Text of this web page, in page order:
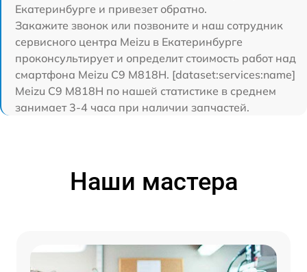
Екатеринбурге и привезет обратно.
Закажите звонок или позвоните и наш сотрудник
сервисного центра Meizu в Екатеринбурге
проконсультирует и определит стоимость работ над
смартфона Meizu C9 M818H. [dataset:services:name]
Meizu C9 M818H по нашей статистике в среднем
занимает 3-4 часа при наличии запчастей.
Наши мастера